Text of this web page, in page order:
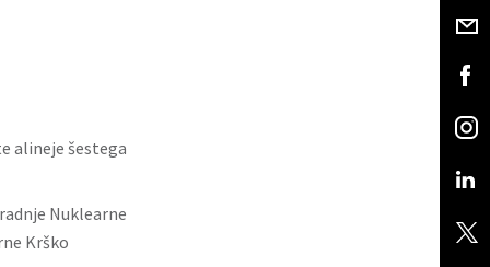
alineje šestega
Nuklearne
Krško